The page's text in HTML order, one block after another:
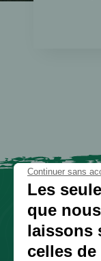
Continuer sans
Les
que nous
laissons
celles